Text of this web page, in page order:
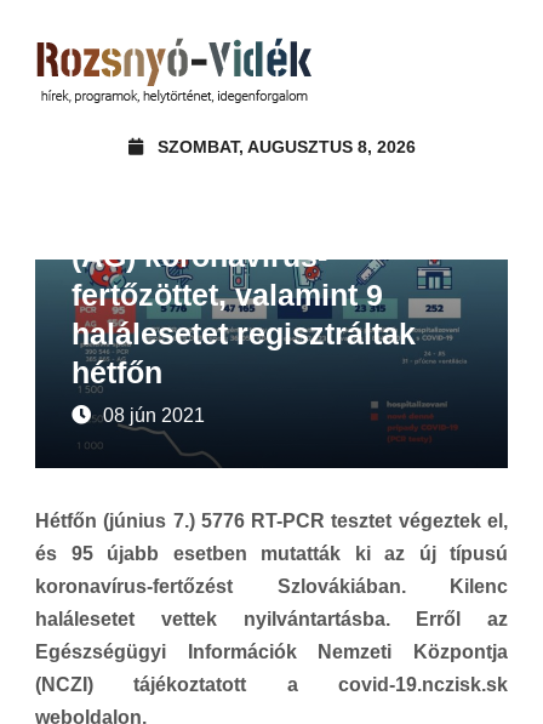
SZOMBAT, AUGUSZTUS 8, 2026
(AG) koronavírus-
fertőzöttet, valamint 9
halálesetet regisztráltak
hétfőn
08 jún 2021
Hétfőn (június 7.) 5776 RT-PCR tesztet végeztek el,
és 95 újabb esetben mutatták ki az új típusú
koronavírus-fertőzést Szlovákiában. Kilenc
halálesetet vettek nyilvántartásba. Erről az
Egészségügyi Információk Nemzeti Központja
(NCZI) tájékoztatott a covid-19.nczisk.sk
weboldalon.